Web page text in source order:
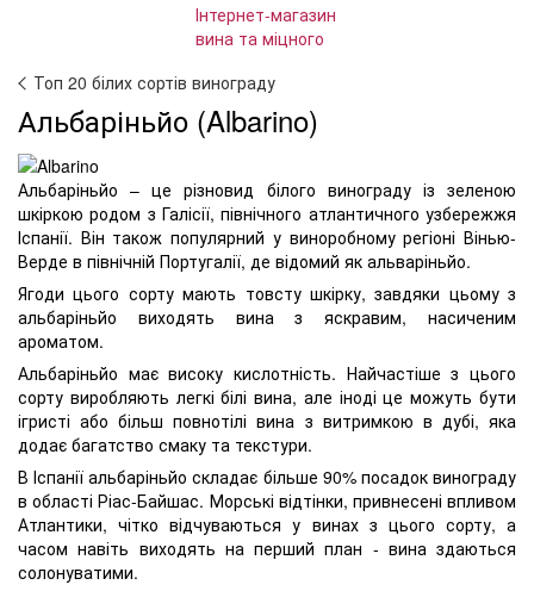
Топ 20 білих сортів винограду
Альбаріньйо (Albarino)
Альбаріньйо – це різновид білого винограду із зеленою
шкіркою родом з Галісії, північного атлантичного узбережжя
Іспанії. Він також популярний у виноробному регіоні Вінью-
Верде в північній Португалії, де відомий як альваріньйо.
Ягоди цього сорту мають товсту шкірку, завдяки цьому з
альбаріньйо виходять вина з яскравим, насиченим
ароматом.
Альбаріньйо має високу кислотність. Найчастіше з цього
сорту виробляють легкі білі вина, але іноді це можуть бути
ігристі або більш повнотілі вина з витримкою в дубі, яка
додає багатство смаку та текстури.
В Іспанії альбаріньйо складає більше 90% посадок винограду
в області Ріас-Байшас. Морські відтінки, привнесені впливом
Атлантики, чітко відчуваються у винах з цього сорту, а
часом навіть виходять на перший план - вина здаються
солонуватими.